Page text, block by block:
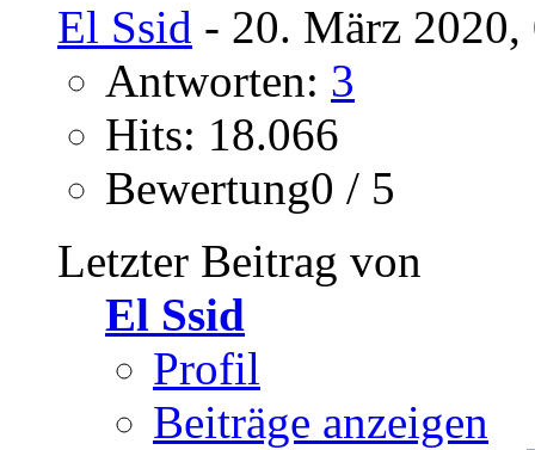
El Ssid - 20. März
Antworten: 3
Hits: 18.066
Bewertung0 / 5
Letzter Beitrag von
El Ssid
Profil
Beiträge anzeigen